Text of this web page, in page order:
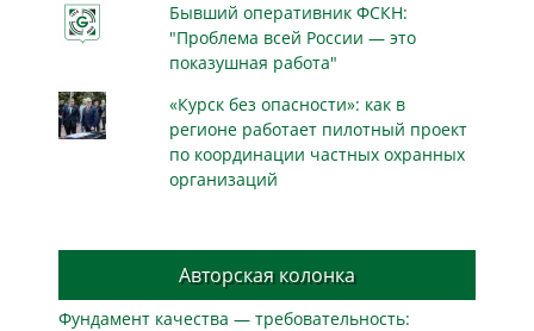
Бывший оперативник ФСКН:
"Проблема всей России — это
показушная работа"
«Курск без опасности»: как в
регионе работает пилотный проект
по координации частных охранных
организаций
Авторская колонка
Фундамент качества — требовательность: